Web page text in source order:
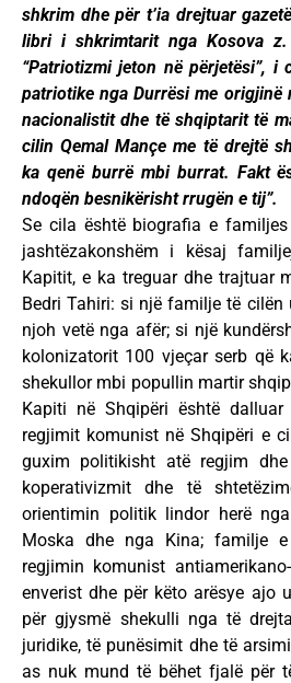
shkrim dhe për t’ia drejtuar
libri i shkrimtarit nga Kosova
“Patriotizmi jeton në përjetësi”,
patriotike nga Durrësi me origjinë
nacionalistit dhe të shqiptarit të
cilin Qemal Mançe me të drejtë
ka qenë burrë mbi burrat. Fakt
ndoqën besnikërisht rrugën e tij”.
Se cila është biografia e
jashtëzakonshëm i kësaj
Kapitit, e ka treguar dhe trajtuar
Bedri Tahiri: si një familje të
njoh vetë nga afër; si një
kolonizatorit 100 vjeçar serb që
shekullor mbi popullin martir
Kapiti në Shqipëri është
regjimit komunist në Shqipëri e
guxim politikisht atë regjim
koperativizmit dhe të
orientimin politik lindor herë
Moska dhe nga Kina; familje
regjimin komunist
enverist dhe për këto arësye ajo
për gjysmë shekulli nga të
juridike, të punësimit dhe të
as nuk mund të bëhet fjalë për